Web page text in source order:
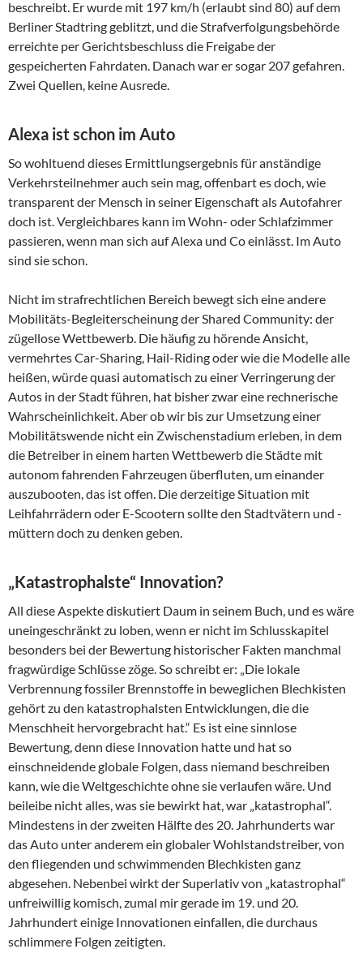
beschreibt. Er wurde mit 197 km/h (erlaubt sind 80) auf dem
Berliner Stadtring geblitzt, und die Strafverfolgungsbehörde
erreichte per Gerichtsbeschluss die Freigabe der
gespeicherten Fahrdaten. Danach war er sogar 207 gefahren.
Zwei Quellen, keine Ausrede.
Alexa ist schon im Auto
So wohltuend dieses Ermittlungsergebnis für anständige
Verkehrsteilnehmer auch sein mag, offenbart es doch, wie
transparent der Mensch in seiner Eigenschaft als Autofahrer
doch ist. Vergleichbares kann im Wohn- oder Schlafzimmer
passieren, wenn man sich auf Alexa und Co einlässt. Im Auto
sind sie schon.
Nicht im strafrechtlichen Bereich bewegt sich eine andere
Mobilitäts-Begleiterscheinung der Shared Community: der
zügellose Wettbewerb. Die häufig zu hörende Ansicht,
vermehrtes Car-Sharing, Hail-Riding oder wie die Modelle alle
heißen, würde quasi automatisch zu einer Verringerung der
Autos in der Stadt führen, hat bisher zwar eine rechnerische
Wahrscheinlichkeit. Aber ob wir bis zur Umsetzung einer
Mobilitätswende nicht ein Zwischenstadium erleben, in dem
die Betreiber in einem harten Wettbewerb die Städte mit
autonom fahrenden Fahrzeugen überfluten, um einander
auszubooten, das ist offen. Die derzeitige Situation mit
Leihfahrrädern oder E-Scootern sollte den Stadtvätern und -
müttern doch zu denken geben.
„Katastrophalste“ Innovation?
All diese Aspekte diskutiert Daum in seinem Buch, und es wäre
uneingeschränkt zu loben, wenn er nicht im Schlusskapitel
besonders bei der Bewertung historischer Fakten manchmal
fragwürdige Schlüsse zöge. So schreibt er: „Die lokale
Verbrennung fossiler Brennstoffe in beweglichen Blechkisten
gehört zu den katastrophalsten Entwicklungen, die die
Menschheit hervorgebracht hat.“ Es ist eine sinnlose
Bewertung, denn diese Innovation hatte und hat so
einschneidende globale Folgen, dass niemand beschreiben
kann, wie die Weltgeschichte ohne sie verlaufen wäre. Und
beileibe nicht alles, was sie bewirkt hat, war „katastrophal“.
Mindestens in der zweiten Hälfte des 20. Jahrhunderts war
das Auto unter anderem ein globaler Wohlstandstreiber, von
den fliegenden und schwimmenden Blechkisten ganz
abgesehen. Nebenbei wirkt der Superlativ von „katastrophal“
unfreiwillig komisch, zumal mir gerade im 19. und 20.
Jahrhundert einige Innovationen einfallen, die durchaus
schlimmere Folgen zeitigten.